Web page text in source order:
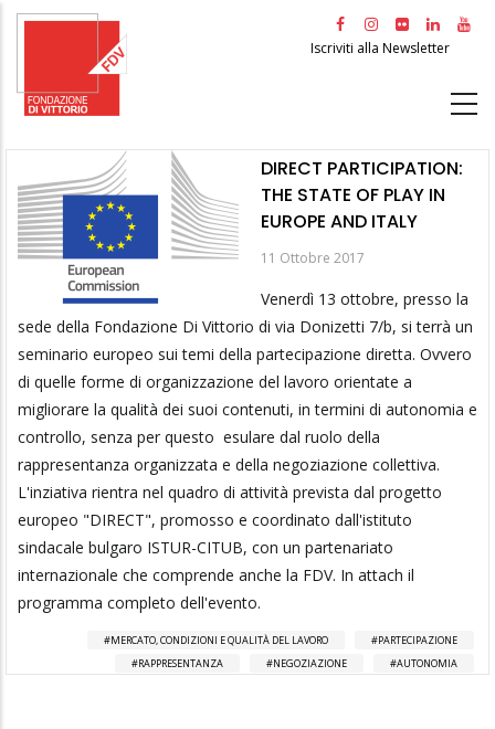
Salta
principale
Iscriviti alla Newsletter
DIRECT PARTICIPATION:
THE STATE OF PLAY IN
EUROPE AND ITALY
11 Ottobre 2017
Venerdì 13 ottobre, presso la
sede della Fondazione Di Vittorio di via Donizetti 7/b, si terrà un
seminario europeo sui temi della partecipazione diretta. Ovvero
di quelle forme di organizzazione del lavoro orientate a
migliorare la qualità dei suoi contenuti, in termini di autonomia e
controllo, senza per questo esulare dal ruolo della
rappresentanza organizzata e della negoziazione collettiva.
L'inziativa rientra nel quadro di attività prevista dal progetto
europeo "DIRECT", promosso e coordinato dall'istituto
sindacale bulgaro ISTUR-CITUB, con un partenariato
internazionale che comprende anche la FDV. In attach il
programma completo dell'evento.
MERCATO, CONDIZIONI E QUALITÀ DEL LAVORO
PARTECIPAZIONE
RAPPRESENTANZA
NEGOZIAZIONE AUTONOMIA